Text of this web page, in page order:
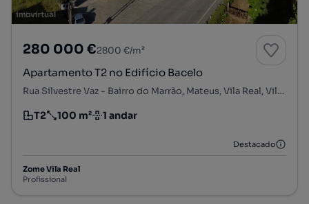
280 000 €2800 €/m²
Apartamento T2 no Edifício Bacelo
Rua Silvestre Vaz - Bairro do Marrão, Mateus, Vila Real, Vila Real
Tipologia
T2
Preço por metro quadrado
100 m²
Andar 1 andar
Destacado
Zome Vila Real
Profissional